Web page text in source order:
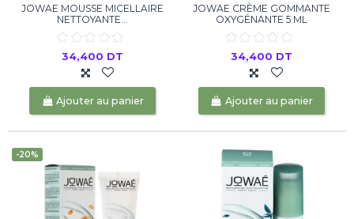
JOWAE MOUSSE MICELLAIRE
NETTOYANTE...
34,400 DT
Ajouter au panier
JOWAE CRÈME GOMMANTE
OXYGÉNANTE 5 ML
34,400 DT
Ajouter au panier
-20%